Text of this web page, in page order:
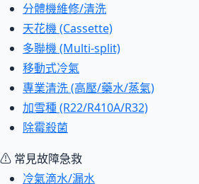
分體機維修/清洗
天花機 (Cassette)
多聯機 (Multi-split)
移動式冷氣
專業清洗 (高壓/藥水/蒸氣)
加雪種 (R22/R410A/R32)
除霉殺菌
⚠ 常見故障急救
冷氣滴水/漏水